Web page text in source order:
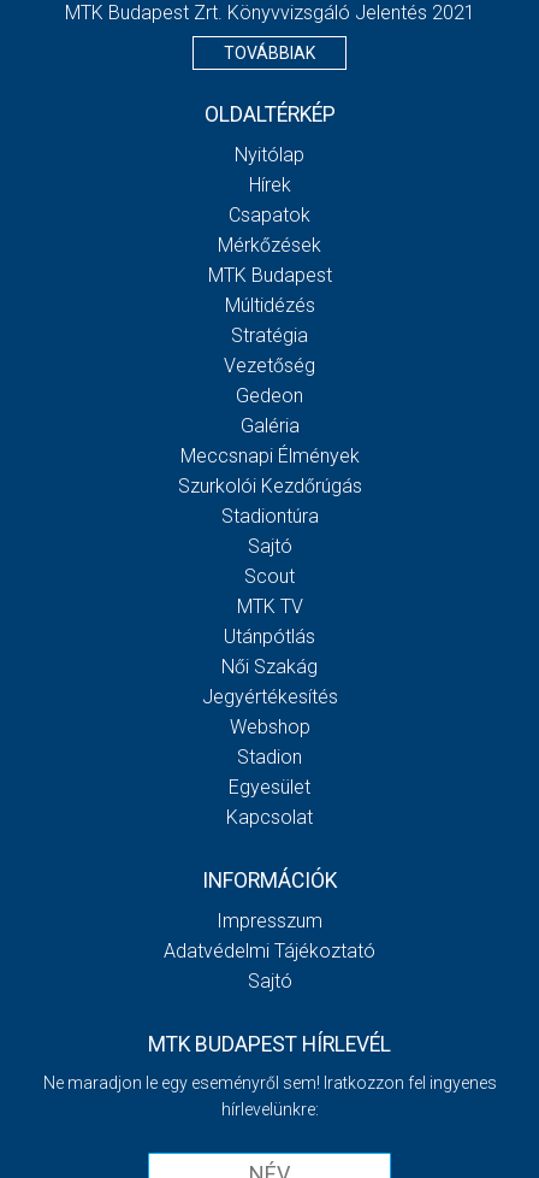
MTK Budapest Zrt. Könyvvizsgáló Jelentés 2021
TOVÁBBIAK
OLDALTÉRKÉP
Nyitólap
Hírek
Csapatok
Mérkőzések
MTK Budapest
Múltidézés
Stratégia
Vezetőség
Gedeon
Galéria
Meccsnapi Élmények
Szurkolói Kezdőrúgás
Stadiontúra
Sajtó
Scout
MTK TV
Utánpótlás
Női Szakág
Jegyértékesítés
Webshop
Stadion
Egyesület
Kapcsolat
INFORMÁCIÓK
Impresszum
Adatvédelmi Tájékoztató
Sajtó
MTK BUDAPEST HÍRLEVÉL
Ne maradjon le egy eseményről sem! Iratkozzon fel ingyenes
hírlevelünkre: